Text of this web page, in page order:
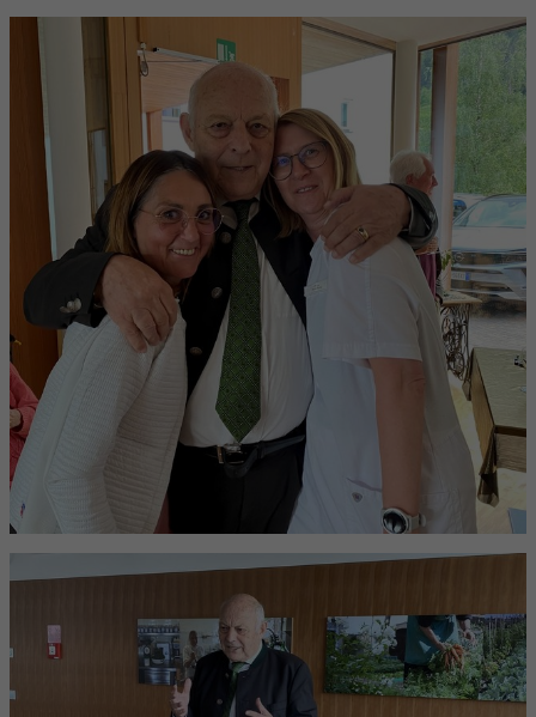
Laufzeit 3 Monate
Zweck
Facebook setzt dieses Cookie, um den
Nutzern relevante Werbung zu zeigen,
indem es das Nutzerverhalten im gesamten
Web auf Websites verfolgt, die über das
Facebook-Pixel oder das Facebook Social
Plugin verfügen.